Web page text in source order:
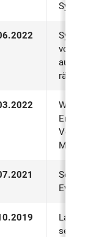
von
aus
Self-